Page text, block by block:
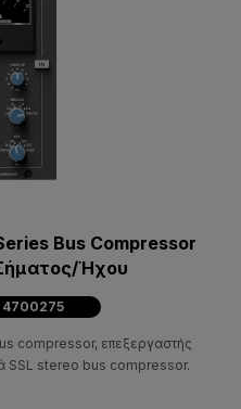
Bus Compressor
Ήχου
4700275
compressor, επεξεργαστής
SSL stereo bus compressor.